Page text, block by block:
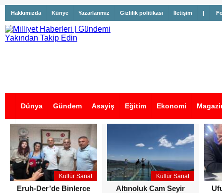
Hakkımızda Künye Yazarlarımız Gizlilik politikası İletişim |
Dünya Gündem Asayiş Eğitim Ekonomi
İş İlanları
Kültür Sanat
Eruh-Der’de Binlerce
Kültür Sanat
Altınoluk Cam Seyir